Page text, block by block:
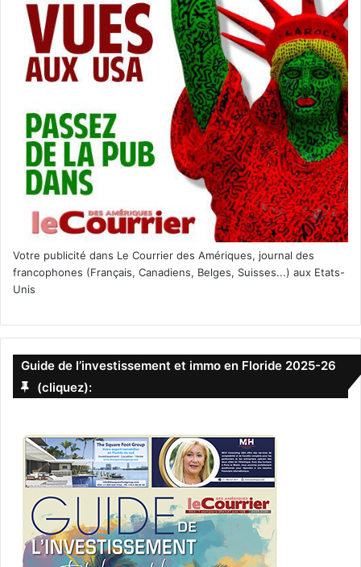
Votre publicité dans Le Courrier des Amériques, journal des
francophones (Français, Canadiens, Belges, Suisses...) aux Etats-
Unis
Guide de l’investissement et immo en Floride 2025-26
(cliquez):